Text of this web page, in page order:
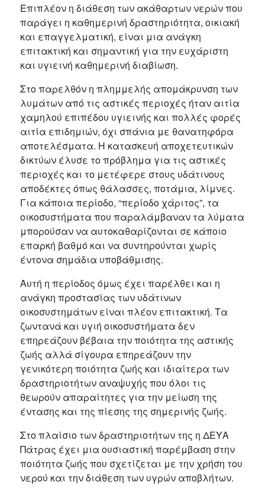
Επιπλέον η διάθεση των ακάθαρτων νερών που
παράγει η καθημερινή δραστηριότητα, οικιακή
και επαγγελματική, είναι μια ανάγκη
επιτακτική και σημαντική για την ευχάριστη
και υγιεινή καθημερινή διαβίωση.
Στο παρελθόν η πλημμελής απομάκρυνση των
λυμάτων από τις αστικές περιοχές ήταν αιτία
χαμηλού επιπέδου υγιεινής και πολλές φορές
αιτία επιδημιών, όχι σπάνια με θανατηφόρα
αποτελέσματα. Η κατασκευή αποχετευτικών
δικτύων έλυσε το πρόβλημα για τις αστικές
περιοχές και το μετέφερε στους υδάτινους
αποδέκτες όπως θάλασσες, ποτάμια, λίμνες.
Για κάποια περίοδο, “περίοδο χάριτος”, τα
οικοσυστήματα που παραλάμβαναν τα λύματα
μπορούσαν να αυτοκαθαρίζονται σε κάποιο
επαρκή βαθμό και να συντηρούνται χωρίς
έντονα σημάδια υποβάθμισης.
Αυτή η περίοδος όμως έχει παρέλθει και η
ανάγκη προστασίας των υδάτινων
οικοσυστημάτων είναι πλέον επιτακτική. Τα
ζωντανά και υγιή οικοσυστήματα δεν
επηρεάζουν βέβαια την ποιότητα της αστικής
ζωής αλλά σίγουρα επηρεάζουν την
γενικότερη ποιότητα ζωής και ιδιαίτερα των
δραστηριοτήτων αναψυχής που όλοι τις
θεωρούν απαραίτητες για την μείωση της
έντασης και της πίεσης της σημερινής ζωής.
Στο πλαίσιο των δραστηριοτήτων της η ΔΕΥΑ
Πάτρας έχει μια ουσιαστική παρέμβαση στην
ποιότητα ζωής που σχετίζεται με την χρήση του
νερού και την διάθεση των υγρών αποβλήτων.